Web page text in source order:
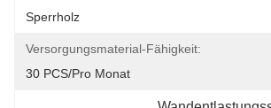
Sperrholz
Versorgungsmaterial-Fähigkeit:
30 PCS/pro Monat